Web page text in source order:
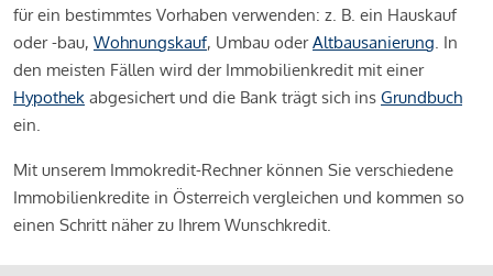
für ein bestimmtes Vorhaben verwenden: z. B. ein Hauskauf
oder -bau, Wohnungskauf, Umbau oderAltbausanierung. In
den meisten Fällen wird der Immobilienkredit mit einer
Hypothek abgesichert und die Bank trägt sich ins Grundbuch
ein.
Mit unserem Immokredit-Rechner können Sie verschiedene
Immobilienkredite in Österreich vergleichen und kommen so
einen Schritt näher zu Ihrem Wunschkredit.